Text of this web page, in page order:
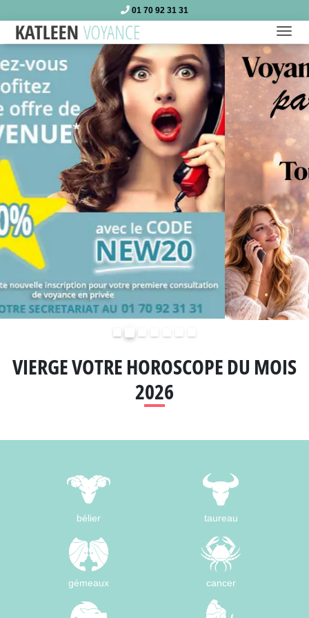
01 70 92 31 31
VIERGE VOTRE HOROSCOPE DU MOIS
2026
bélier taureau
gémeaux cancer